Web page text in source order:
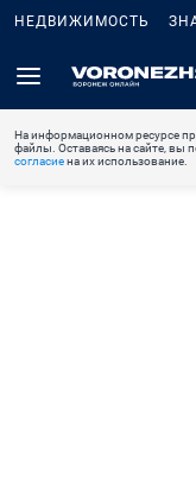
НЕДВИЖИМОСТЬ
На информационном ресурсе
файлы. Оставаясь на сайте, вы
согласиена их использование.